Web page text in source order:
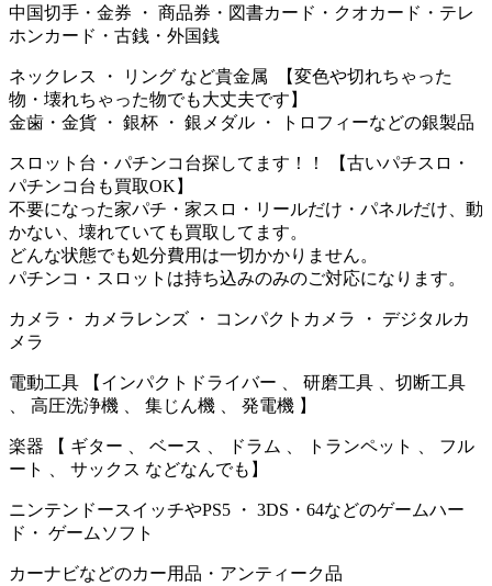
中国切手・金券 ・ 商品券・図書カード・クオカード・テレ
ホンカード・古銭・外国銭
ネックレス ・ リング など貴金属 【変色や切れちゃった
物・壊れちゃった物でも大丈夫です】
金歯・金貨 ・ 銀杯 ・ 銀メダル ・ トロフィーなどの銀製品
スロット台・パチンコ台探してます！！ 【古いパチスロ・
パチンコ台も買取OK】
不要になった家パチ・家スロ・リールだけ・パネルだけ、動
かない、壊れていても買取してます。
どんな状態でも処分費用は一切かかりません。
パチンコ・スロットは持ち込みのみのご対応になります。
カメラ・ カメラレンズ ・ コンパクトカメラ ・ デジタルカ
メラ
電動工具 【インパクトドライバー 、 研磨工具 、切断工具
、 高圧洗浄機 、 集じん機 、 発電機 】
楽器 【 ギター 、 ベース 、 ドラム 、 トランペット 、 フル
ート 、 サックス などなんでも】
ニンテンドースイッチやPS5 ・ 3DS・64などのゲームハー
ド・ ゲームソフト
カーナビなどのカー用品・アンティーク品